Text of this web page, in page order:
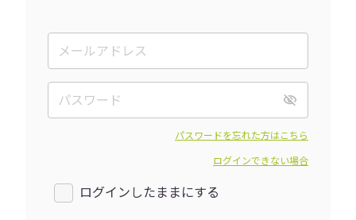
パスワードを忘れた方はこちら
ログインできない場合
ログインしたままにする